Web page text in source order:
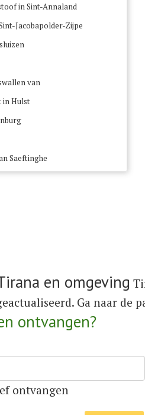
in Sint-Annaland
Jacobapolder-Zijpe
van
in Hulst
Saeftinghe
en omgeving
Ga naar de
ontvangen?
ontvangen